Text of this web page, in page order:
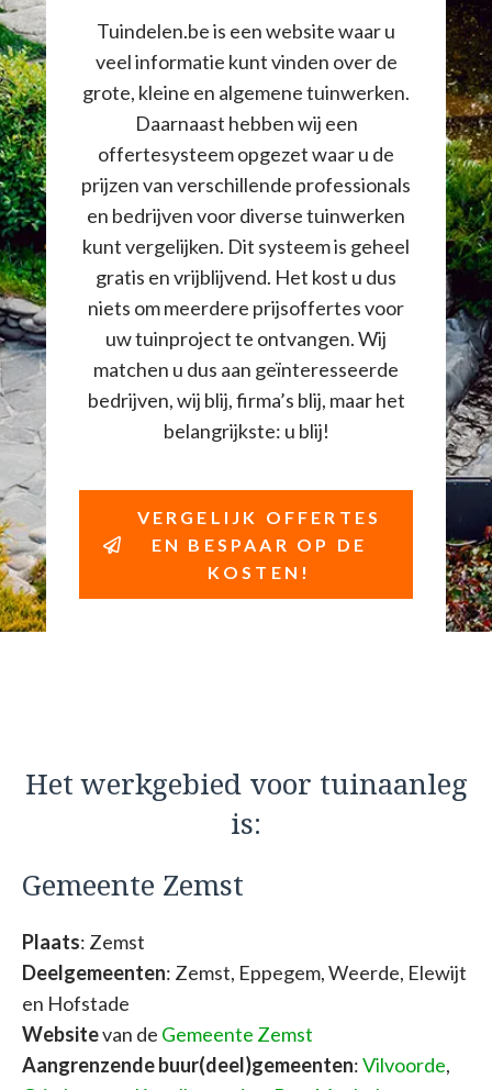
Tuindelen.be is een website waar u
veel informatie kunt vinden over de
grote, kleine en algemene tuinwerken.
Daarnaast hebben wij een
offertesysteem opgezet waar u de
prijzen van verschillende professionals
en bedrijven voor diverse tuinwerken
kunt vergelijken. Dit systeem is geheel
gratis en vrijblijvend. Het kost u dus
niets om meerdere prijsoffertes voor
uw tuinproject te ontvangen. Wij
matchen u dus aan geïnteresseerde
bedrijven, wij blij, firma’s blij, maar het
belangrijkste: u blij!
VERGELIJK OFFERTES
EN BESPAAR OP DE
KOSTEN!
Het werkgebied voor tuinaanleg
is:
Gemeente Zemst
Plaats: Zemst
Deelgemeenten: Zemst, Eppegem, Weerde, Elewijt
en Hofstade
Websitevan de Gemeente Zemst
Aangrenzende buur(deel)gemeenten:Vilvoorde,